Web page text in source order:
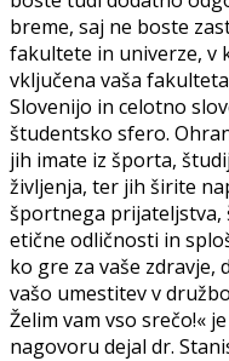
breme, saj ne boste
fakultete in univerze, v
vključena vaša
Slovenijo in celotno
študentsko sfero.
jih imate iz športa,
življenja, ter jih širite
športnega prijateljstva,
etične odličnosti in
ko gre za vaše zdravje,
vašo umestitev v
Želim vam vso srečo!«
nagovoru dejal dr.